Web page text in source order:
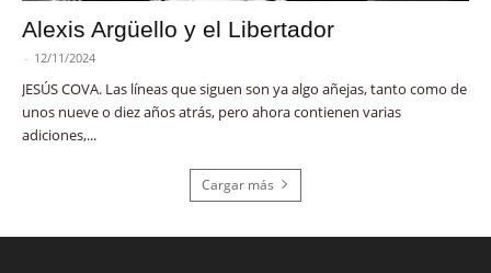
Alexis Argüello y el Libertador
- 12/11/2024
JESÚS COVA. Las líneas que siguen son ya algo añejas, tanto como de
unos nueve o diez años atrás, pero ahora contienen varias
adiciones,...
Cargar más